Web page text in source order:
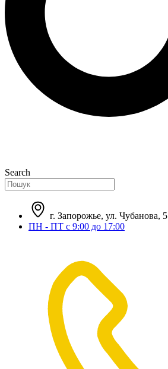
Search
г. Запорожье, ул. Чубанова, 5
ПН - ПТ с 9:00 до 17:00